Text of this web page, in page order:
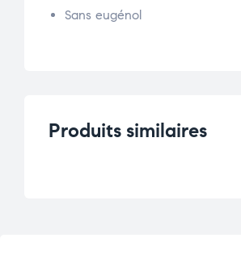
Sans eugénol
Produits similaires